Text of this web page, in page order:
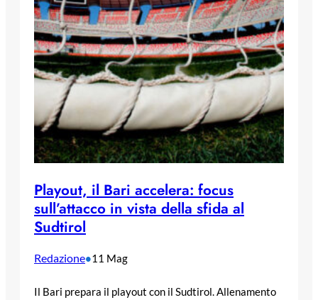
Playout, il Bari accelera: focus
sull’attacco in vista della sfida al
Sudtirol
Redazione•11 Mag
Il Bari prepara il playout con il Sudtirol. Allenamento